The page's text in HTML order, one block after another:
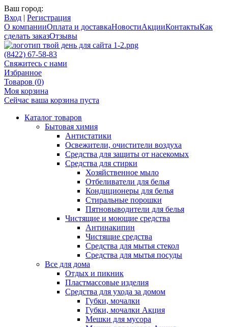
Ваш город:
Вход | Регистрация
О компанииОплата и доставкаНовостиАкцииКонтактыКак
сделать заказОтзывы
(8422) 67-58-83
Свяжитесь с нами
Избранное
Товаров (0)
Моя корзина
Сейчас ваша корзина пуста
Каталог товаров
Бытовая химия
Антистатики
Освежители, очистители воздуха
Средства для защиты от насекомых
Средства для стирки
Хозяйственное мыло
Отбеливатели для белья
Кондиционеры для белья
Стиральные порошки
Пятновыводители для белья
Чистящие и моющие средства
Антинакипин
Чистящие средства
Средства для мытья стекол
Средства для мытья посуды
Все для дома
Отдых и пикник
Пластмассовые изделия
Средства для ухода за домом
Губки, мочалки
Губки, мочалки Акция
Мешки для мусора